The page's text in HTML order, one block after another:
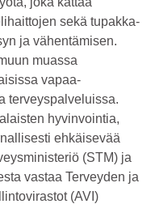
sekä tupakka-
ja vähentämisen.
muassa
vapaa-
terveyspalveluissa.
hyvinvointia,
ehkäisevää
(STM) ja
vastaa Terveyden ja
(AVI)